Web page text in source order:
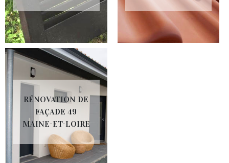
RÉNOVATION DE
FAÇADE 49
MAINE-ET-LOIRE